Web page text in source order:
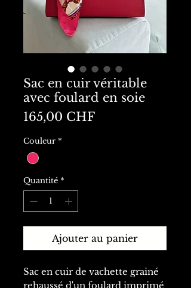
Sac en cuir véritable
avec foulard en soie
165,00 CHFPrix
Couleur *
Quantité *
Ajouter au panier
Sac en cuir de vachette grainé
rehaussé d'un foulard imprimé